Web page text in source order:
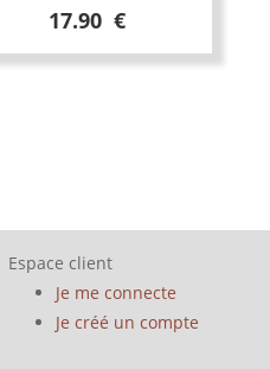
17.90 €
Espace client
Je me connecte
Je créé un compte